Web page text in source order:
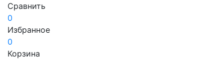
Сравнить
0
Избранное
0
Корзина